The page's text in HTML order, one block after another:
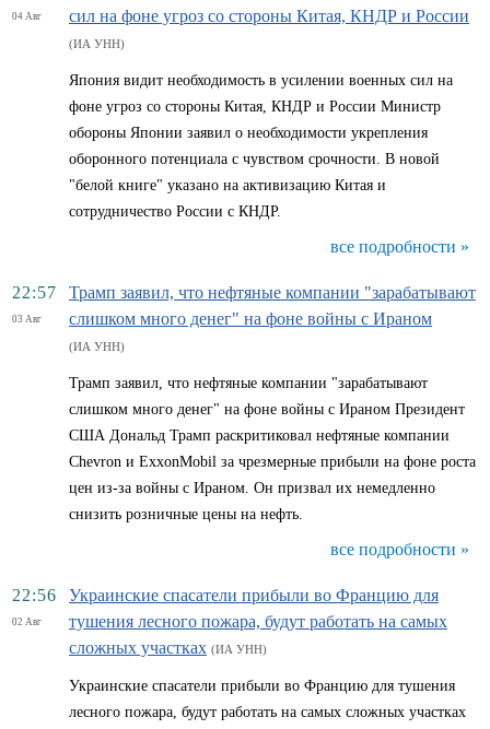
04 Авг
сил на фоне угроз со стороны Китая, КНДР и России
(ИА УНН)
Япония видит необходимость в усилении военных сил на
фоне угроз со стороны Китая, КНДР и России Министр
обороны Японии заявил о необходимости укрепления
оборонного потенциала с чувством срочности. В новой
"белой книге" указано на активизацию Китая и
сотрудничество России с КНДР.
все подробности »
22:57
03 Авг
Трамп заявил, что нефтяные компании "зарабатывают
слишком много денег" на фоне войны с Ираном
(ИА УНН)
Трамп заявил, что нефтяные компании "зарабатывают
слишком много денег" на фоне войны с Ираном Президент
США Дональд Трамп раскритиковал нефтяные компании
Chevron и ExxonMobil за чрезмерные прибыли на фоне роста
цен из-за войны с Ираном. Он призвал их немедленно
снизить розничные цены на нефть.
все подробности »
22:56
02 Авг
Украинские спасатели прибыли во Францию для
тушения лесного пожара, будут работать на самых
сложных участках (ИА УНН)
Украинские спасатели прибыли во Францию для тушения
лесного пожара, будут работать на самых сложных участках